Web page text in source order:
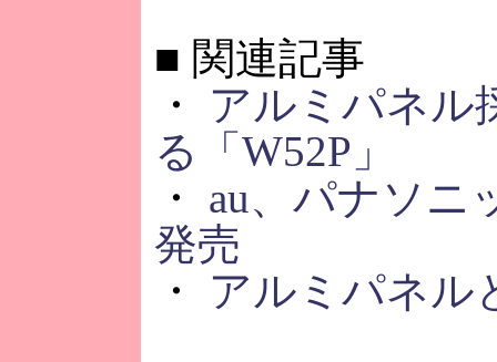
■ 関連記事
・ アルミパネル
る「W52P」
・ au、パナソニ
発売
・ アルミパネル